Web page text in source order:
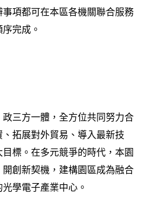
項都可在本區各機關聯合服務
完成。
三方一體，全方位共同努力合
拓展對外貿易、導入最新技
標。在多元競爭的時代，本園
創新契機，建構園區成為融合
學電子產業中心。